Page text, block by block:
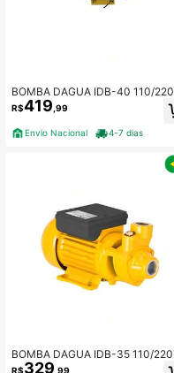
BOMBA DAGUA IDB-40 110/220
R$419 ,99
Envio Nacional 4-7 dias
BOMBA DAGUA IDB-35 110/220
R$329 ,99